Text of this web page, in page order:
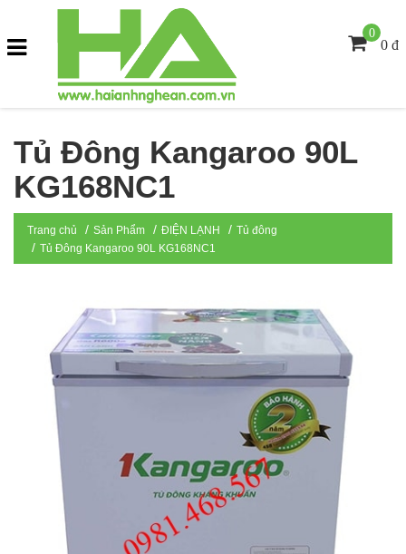
0
0 đ
Tủ Đông Kangaroo 90L
KG168NC1
Trang chủ Sản Phẩm ĐIỆN LẠNH
Tủ đông
Tủ Đông Kangaroo 90L KG168NC1